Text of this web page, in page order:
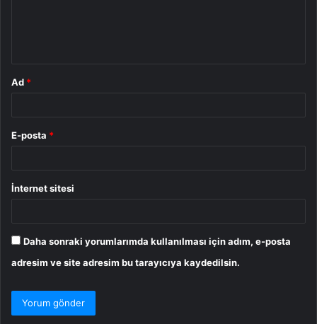
Ad *
E-posta *
İnternet sitesi
Daha sonraki yorumlarımda kullanılması için adım, e-posta
adresim ve site adresim bu tarayıcıya kaydedilsin.